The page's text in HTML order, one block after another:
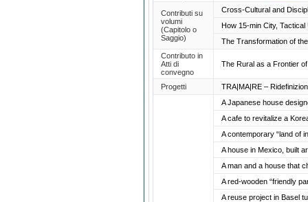
Contributi su
volumi
(Capitolo o
Saggio)
Cross-Cultural and
How 15-min City,
The Transformation of
Contributo in
Atti di
convegno
The Rural as a Frontier
Progetti
TRA|MA|RE –
A Japanese house
A cafe to revitalize a
A contemporary “land of
A house in Mexico, built
A man and a house that
A red-wooden “friendly
A reuse project in Basel